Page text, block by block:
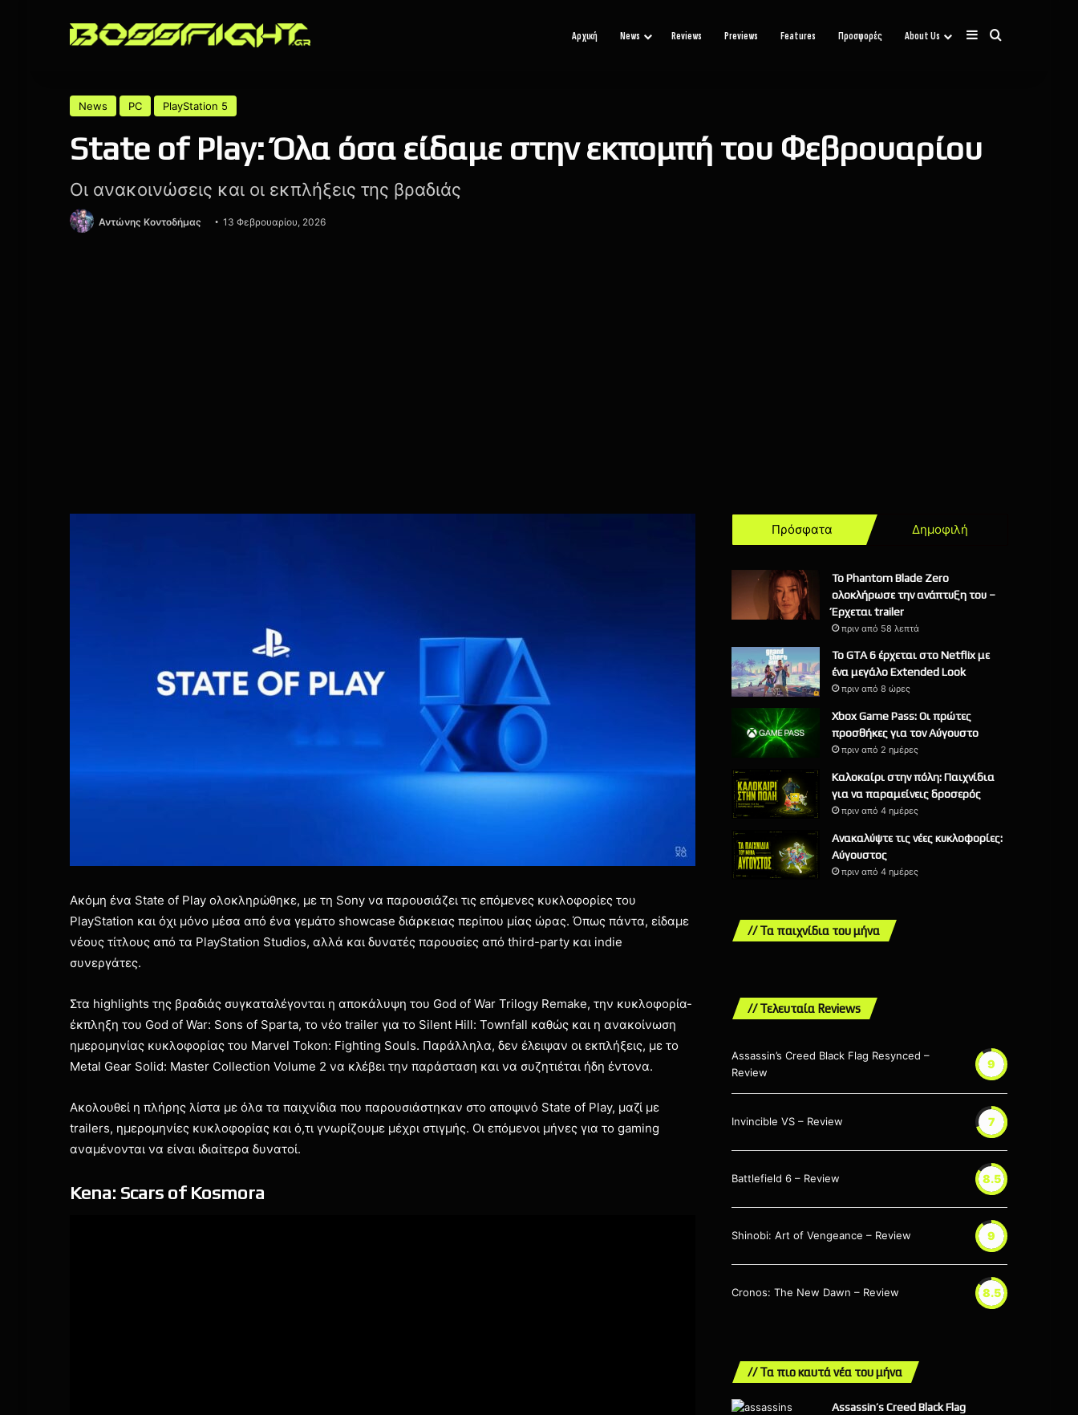
Αρχική News Reviews Previews Features Προσφορές About Us Sidebar
News PC PlayStation 5
State of Play: Όλα όσα είδαμε στην εκπομπή του Φεβρουαρίου
Οι ανακοινώσεις και οι εκπλήξεις της βραδιάς
Αντώνης Κοντοδήμας 13 Φεβρουαρίου, 2026
Ακόμη ένα State of Play ολοκληρώθηκε, με τη Sony να παρουσιάζει τις επόμενες κυκλοφορίες του
PlayStation και όχι μόνο μέσα από ένα γεμάτο showcase διάρκειας περίπου μίας ώρας. Όπως πάντα, είδαμε
νέους τίτλους από τα PlayStation Studios, αλλά και δυνατές παρουσίες από third-party και indie
συνεργάτες.
Στα highlights της βραδιάς συγκαταλέγονται η αποκάλυψη του God of War Trilogy Remake, την κυκλοφορία-
έκπληξη του God of War: Sons of Sparta, το νέο trailer για το Silent Hill: Townfall καθώς και η ανακοίνωση
ημερομηνίας κυκλοφορίας του Marvel Tokon: Fighting Souls. Παράλληλα, δεν έλειψαν οι εκπλήξεις, με το
Metal Gear Solid: Master Collection Volume 2 να κλέβει την παράσταση και να συζητιέται ήδη έντονα.
Ακολουθεί η πλήρης λίστα με όλα τα παιχνίδια που παρουσιάστηκαν στο αποψινό State of Play, μαζί με
trailers, ημερομηνίες κυκλοφορίας και ό,τι γνωρίζουμε μέχρι στιγμής. Οι επόμενοι μήνες για το gaming
αναμένονται να είναι ιδιαίτερα δυνατοί.
Kena: Scars of Kosmora
Πρόσφατα Δημοφιλή
Το Phantom Blade Zero
ολοκλήρωσε την ανάπτυξη του –
Έρχεται trailer
πριν από 58 λεπτά
Το GTA 6 έρχεται στο Netflix με
ένα μεγάλο Extended Look
πριν από 8 ώρες
Xbox Game Pass: Οι πρώτες
προσθήκες για τον Αύγουστο
πριν από 2 ημέρες
Καλοκαίρι στην πόλη: Παιχνίδια
για να παραμείνεις δροσερός
πριν από 4 ημέρες
Ανακαλύψτε τις νέες κυκλοφορίες:
Αύγουστος
πριν από 4 ημέρες
// Τα παιχνίδια του μήνα
// Τελευταία Reviews
Assassin’s Creed Black Flag Resynced –
Review
9
Invincible VS – Review 7
Battlefield 6 – Review 8.5
Shinobi: Art of Vengeance – Review 9
Cronos: The New Dawn – Review 8.5
// Τα πιο καυτά νέα του μήνα
Assassin’s Creed Black Flag